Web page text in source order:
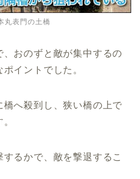
丸表門の土橋
おのずと敵が集中するの
イントでした。
へ殺到し、狭い橋の上で
るかで、敵を撃退するこ